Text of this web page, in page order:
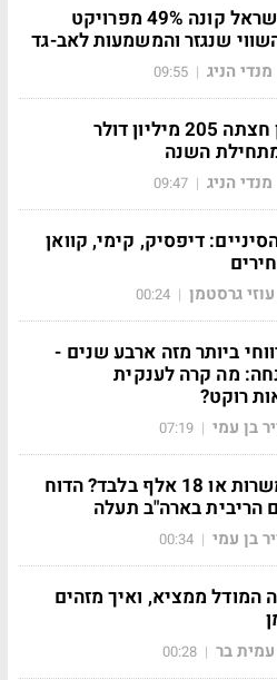
אמריקה ישראל קונה 49% מפרויקט
שנגזר והמשמעות לאב-גד
מנדי הניג |
09:55
נקסט ויז'ן חצתה 205 מיליון דולר
השנה
מנדי הניג |
09:47
דיפסיק, קימי, קוואן
עוזי גרסטמן |
00:24
ביותר מזה ארבע שנים -
מה קרה לענקית
רוקט?
בן עמי |
07:19
83 אלף משרות או 18 אלף בלבד? הדוח
הריבית בארה"ב תעלה
בן עמי |
00:34
המודל ממציא, ואיך מזהים
עמית בר |
00:28